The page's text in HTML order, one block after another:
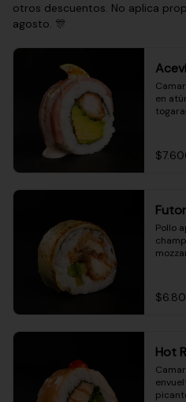
otros descuentos. No aplica
agosto. 🎊
en
Pollo
Hot